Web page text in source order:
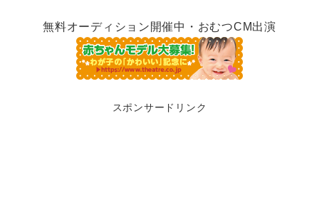
無料オーディション開催中・おむつCM出演
スポンサードリンク